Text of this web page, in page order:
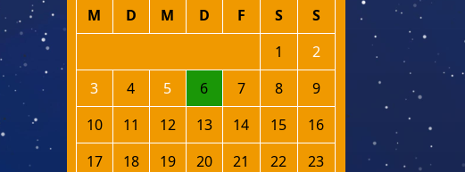
M D M D F S
S
1
2
3
4 5 6 7 8
9
10
11 12 13 14 15
16
17
18 19 20 21 22
23